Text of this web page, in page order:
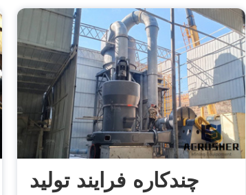
چندکاره فرایند تولید